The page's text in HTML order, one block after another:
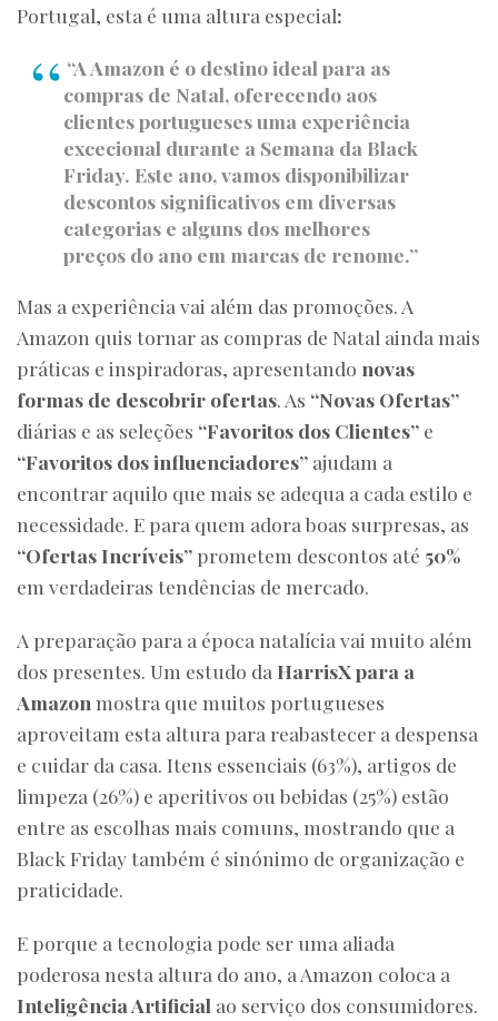
Portugal, esta é uma altura especial:
“A Amazon é o destino ideal para as
compras de Natal, oferecendo aos
clientes portugueses uma experiência
excecional durante a Semana da Black
Friday. Este ano, vamos disponibilizar
descontos significativos em diversas
categorias e alguns dos melhores
preços do ano em marcas de renome.”
Mas a experiência vai além das promoções. A
Amazon quis tornar as compras de Natal ainda mais
práticas e inspiradoras, apresentando novas
formas de descobrir ofertas. As “Novas Ofertas”
diárias e as seleções “Favoritos dos Clientes” e
“Favoritos dos influenciadores” ajudam a
encontrar aquilo que mais se adequa a cada estilo e
necessidade. E para quem adora boas surpresas, as
“Ofertas Incríveis” prometem descontos até 50%
em verdadeiras tendências de mercado.
A preparação para a época natalícia vai muito além
dos presentes. Um estudo da HarrisX para a
Amazon mostra que muitos portugueses
aproveitam esta altura para reabastecer a despensa
e cuidar da casa. Itens essenciais (63%), artigos de
limpeza (26%) e aperitivos ou bebidas (25%) estão
entre as escolhas mais comuns, mostrando que a
Black Friday também é sinónimo de organização e
praticidade.
E porque a tecnologia pode ser uma aliada
poderosa nesta altura do ano, a Amazon coloca a
Inteligência Artificial ao serviço dos consumidores.